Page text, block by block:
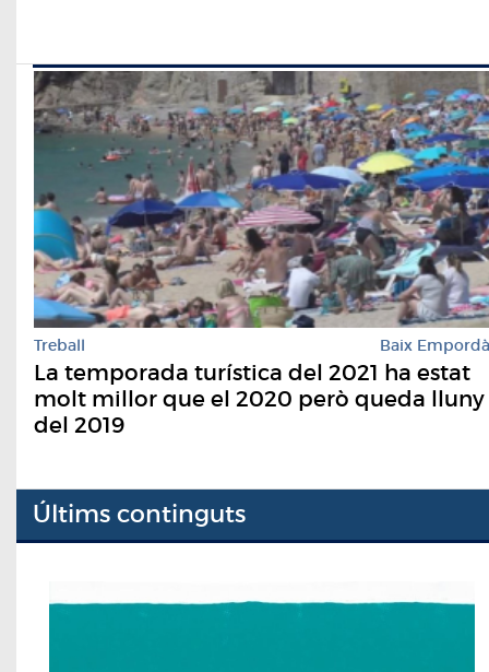
Treball Baix Empordà
La temporada turística del 2021 ha estat
molt millor que el 2020 però queda lluny
del 2019
Últims continguts